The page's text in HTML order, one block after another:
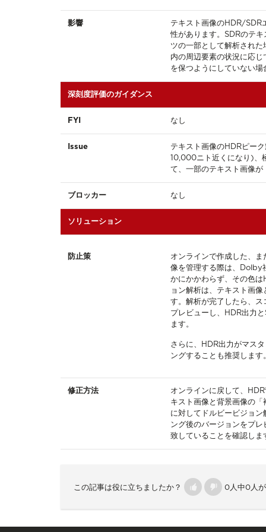
影響
テキスト画像のHDR/SDR
性があります。SDRのテ
ツの一部として解析され
内の周辺要素の状況に応
を保つようにしていない
深刻度評価のガイダンス
FYI なし
Issue
テキスト画像のHDRピー
10,000ニト近くになり)、
て、一部のテキスト画像
ブロッカー なし
ソリューション
防止策
オンラインで作成した、
像を管理する際は、Dolby
かにかかわらず、その色
ョン解析は、テキスト画
す。解析が完了したら、
プレビューし、HDR出力
ます。
さらに、HDR出力がマス
ングすることも推奨します
修正方法
オンラインに戻して、
キスト画像と背景画像の
に対してドルビービジョ
ング後のバージョンをプ
致していることを確認しま
この記事は役に立ちましたか？ 0人中0人